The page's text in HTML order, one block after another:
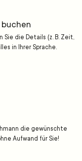
die Details (z. B. Zeit,
in Ihrer Sprache.
die gewünschte
Aufwand für Sie!